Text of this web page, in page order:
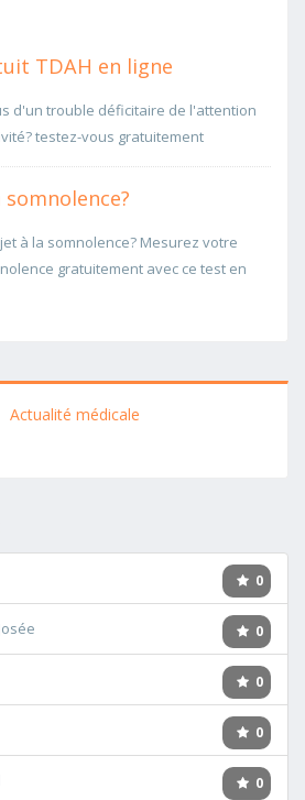
TDAH en ligne
d'un trouble déficitaire de l'attention
testez-vous gratuitement
somnolence?
à la somnolence? Mesurez votre
gratuitement avec ce test en
Actualité médicale
0
0
0
0
0